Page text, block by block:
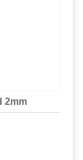
2mm